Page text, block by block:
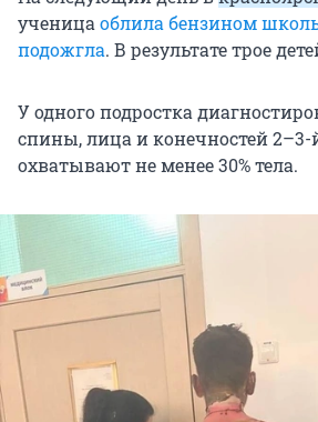
ученица облила бензином
подожгла. В результате трое
У одного подростка
спины, лица и конечностей 2–3-
охватывают не менее 30% тела.